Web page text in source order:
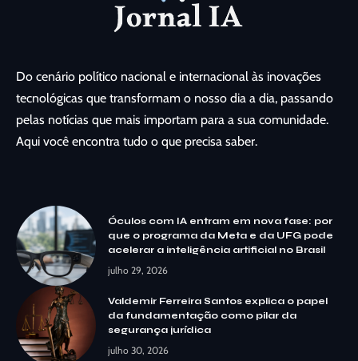
Do cenário político nacional e internacional às inovações
tecnológicas que transformam o nosso dia a dia, passando
pelas notícias que mais importam para a sua comunidade.
Aqui você encontra tudo o que precisa saber.
Óculos com IA entram em nova fase: por
que o programa da Meta e da UFG pode
acelerar a inteligência artificial no Brasil
julho 29, 2026
Valdemir Ferreira Santos explica o papel
da fundamentação como pilar da
segurança jurídica
julho 30, 2026